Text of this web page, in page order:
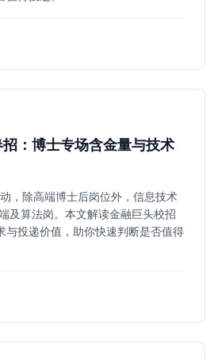
：博士专场含金量与技术
，除高端博士后岗位外，信息技术
及算法岗。本文解读金融巨头校招
与投递价值，助你快速判断是否值得